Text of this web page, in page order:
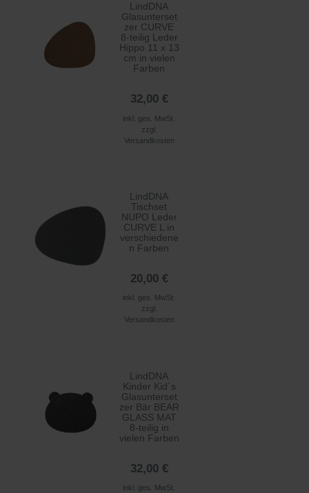
LindDNA
Glasunterset
zer CURVE
8-teilig Leder
Hippo 11 x 13
cm in vielen
Farben
32,00 €
inkl. ges. MwSt.
zzgl.
Versandkosten
LindDNA
Tischset
NUPO Leder
CURVE L in
verschiedene
n Farben
20,00 €
inkl. ges. MwSt.
zzgl.
Versandkosten
LindDNA
Kinder Kid´s
Glasunterset
zer Bär BEAR
GLASS MAT
8-teilig in
vielen Farben
32,00 €
inkl. ges. MwSt.